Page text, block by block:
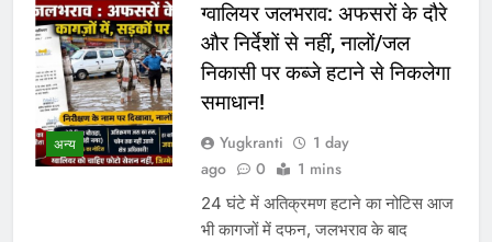
अन्य
ग्वालियर जलभराव: अफसरों के दौरे
और निर्देशों से नहीं, नालों/जल
निकासी पर कब्जे हटाने से निकलेगा
समाधान!
Yugkranti
1 day
ago
0 1 mins
24 घंटे में अतिक्रमण हटाने का नोटिस आज
भी कागजों में दफन, जलभराव के बाद